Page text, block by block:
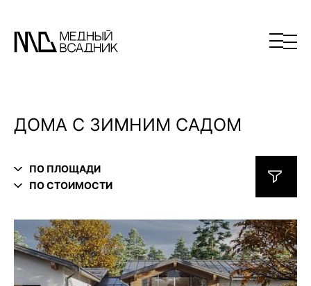
ДОМА С ЗИМНИМ САДОМ
ПО ПЛОЩАДИ
ПО СТОИМОСТИ